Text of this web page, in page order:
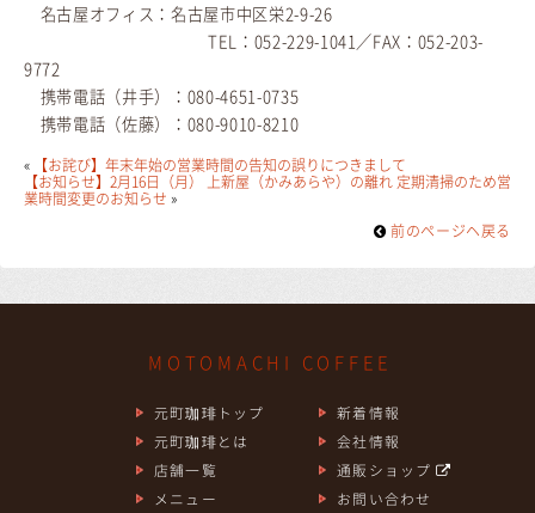
名古屋オフィス：名古屋市中区栄2-9-26
TEL：052-229-1041／FAX：052-203-
9772
携帯電話（井手）：080-4651-0735
携帯電話（佐藤）：080-9010-8210
« 【お詫び】年末年始の営業時間の告知の誤りにつきまして
【お知らせ】2月16日（月） 上新屋（かみあらや）の離れ 定期清掃のため営
業時間変更のお知らせ »
前のページヘ戻る
MOTOMACHI COFFEE
元町珈琲トップ
元町珈琲とは
店舗一覧
メニュー
新着情報
会社情報
通販ショップ
お問い合わせ